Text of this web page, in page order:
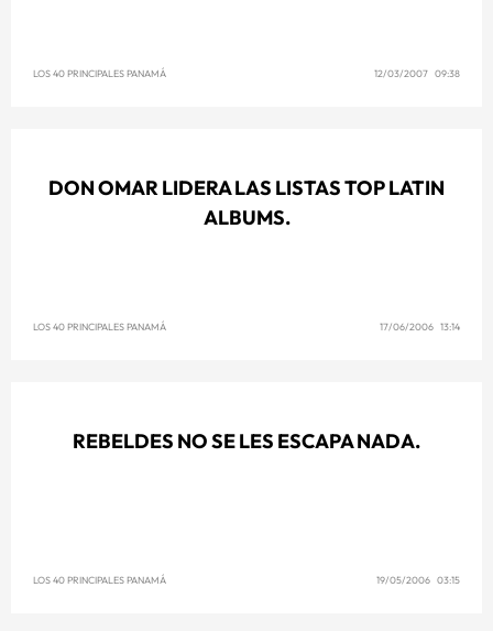
LOS 40 PRINCIPALES PANAMÁ 12/03/2007 09:38
DON OMAR LIDERA LAS LISTAS TOP LATIN
ALBUMS.
LOS 40 PRINCIPALES PANAMÁ 17/06/2006 13:14
REBELDES NO SE LES ESCAPA NADA.
LOS 40 PRINCIPALES PANAMÁ 19/05/2006 03:15